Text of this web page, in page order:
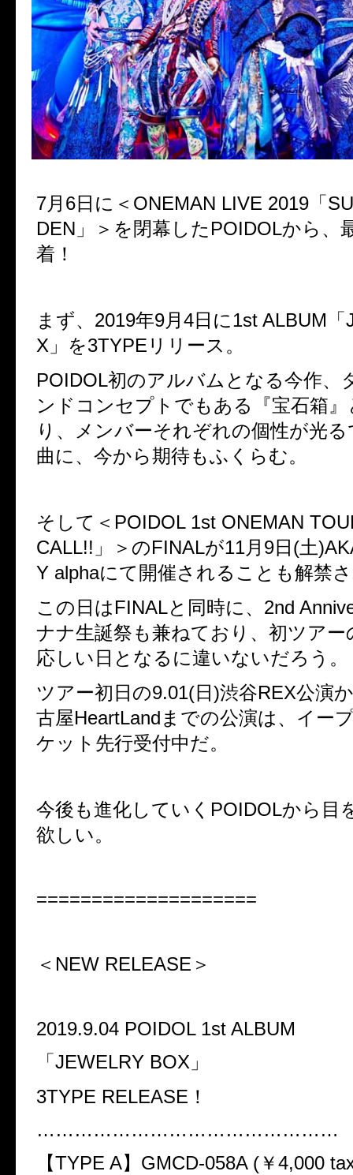
7月 6日に＜ ONEMAN LIVE 2019 「
DEN 」＞を閉幕した POIDOLから、
着！
まず、 2019年9月 4日に1st ALBUM 「
X 」を3TYPEリリース。
POIDOL初のアルバムとなる今作、
ンドコンセプトでもある『宝石箱
り、メンバーそれぞれの個性が光
曲に、今から期待もふくらむ。
そして＜ POIDOL 1st ONEMAN
CALL!! 」＞のFINALが11月 9日 (土
Y alphaにて開催されることも解禁
この日はFINALと同時に、 2nd
ナナ生誕祭も兼ねており、初ツアー
応しい日となるに違いないだろう。
ツアー初日の9.01(日 )渋谷REX公演
古屋HeartLandまでの公演は、イー
ケット先行受付中だ。
今後も進化していく POIDOLから目
欲しい。
====================
＜ NEW RELEASE ＞
2019.9.04 POIDOL 1st ALBUM
「 JEWELRY BOX 」
3TYPE RELEASE ！
…………………………………………
【TYPE A】 GMCD-058A ( ￥4,000